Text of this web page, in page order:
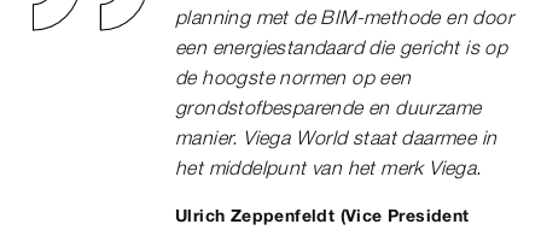
planning met de BIM-methode en door
een energiestandaard die gericht is op
de hoogste normen op een
grondstofbesparende en duurzame
manier. Viega World staat daarmee in
het middelpunt van het merk Viega.
Ulrich Zeppenfeldt (Vice President